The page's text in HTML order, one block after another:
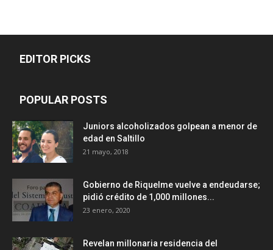
EDITOR PICKS
POPULAR POSTS
Juniors alcoholizados golpean a menor de
edad en Saltillo
21 mayo, 2018
Gobierno de Riquelme vuelve a endeudarse;
pidió crédito de 1,000 millones...
23 enero, 2020
Revelan millonaria residencia del